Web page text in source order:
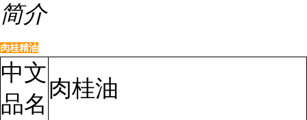
简介
肉桂精油
中文
品名
肉桂油